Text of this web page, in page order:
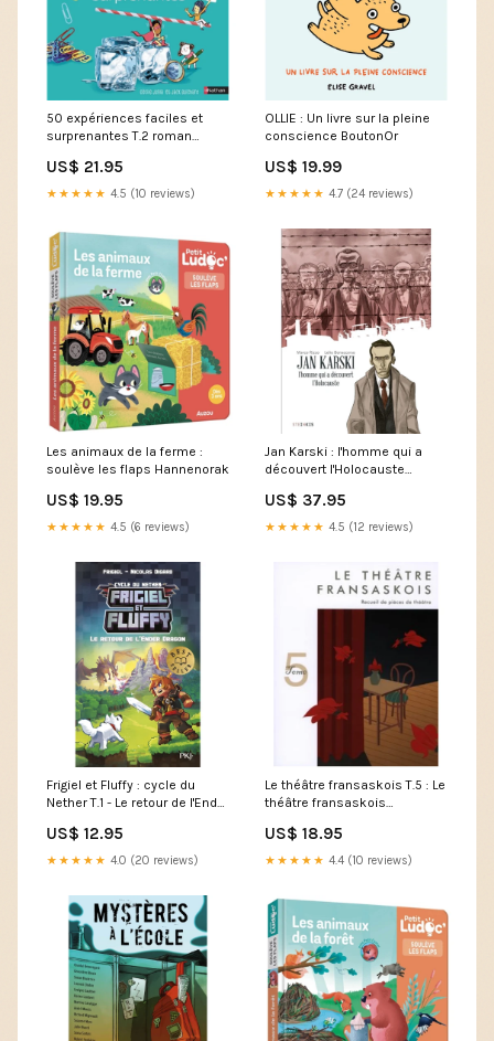
50 expériences faciles et
surprenantes T.2 roman
US$ 21.95
★★★★★ 4.5 (10 reviews)
OLLIE : Un livre sur la pleine
conscience BoutonOr
US$ 19.99
★★★★★ 4.7 (24 reviews)
Les animaux de la ferme :
soulève les flaps Hannenorak
US$ 19.95
★★★★★ 4.5 (6 reviews)
Jan Karski : l'homme qui a
découvert l'Holocauste
US$ 37.95
★★★★★ 4.5 (12 reviews)
Frigiel et Fluffy : cycle du
Nether T.1 - Le retour de l'Ender
US$ 12.95
★★★★★ 4.0 (20 reviews)
Le théâtre fransaskois T.5 : Le
théâtre fransaskois
US$ 18.95
★★★★★ 4.4 (10 reviews)